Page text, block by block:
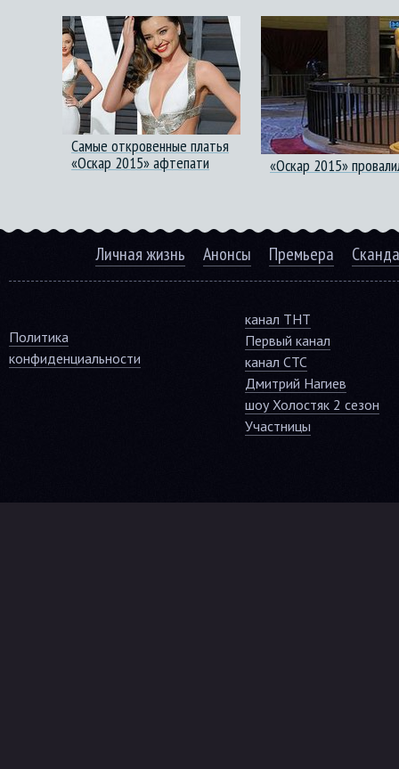
Самые откровенные платья
«Оскар 2015» афтепати
«Оскар 2015»
Личная жизнь Анонсы Премьера
Политика
конфиденциальности
канал ТНТ
Первый канал
канал СТС
Дмитрий Нагиев
шоу Холостяк 2 сезон
Участницы